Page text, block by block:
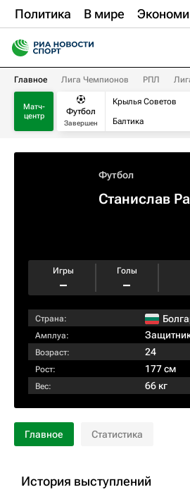
Политика В мире
Главное Лига Чемпионов РПЛ
Матч-
центр
Футбол
Завершен
Крылья Советов
Балтика
Футбол
Станислав
Игры
–
Голы
–
Страна:
Амплуа:
Возраст: 24
Рост: 177 см
Вес: 66 кг
Главное Статистика
История выступлений